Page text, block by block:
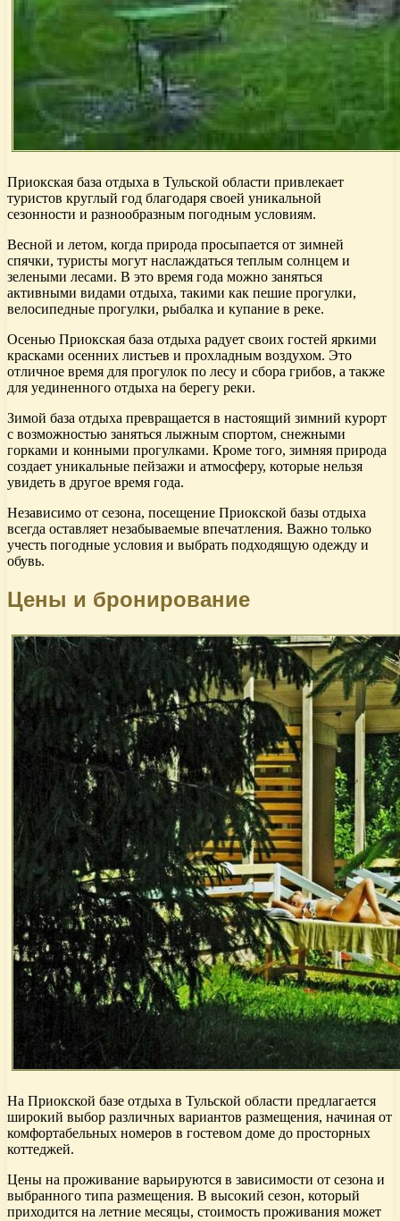
Приокская база отдыха в Тульской области привлекает
туристов круглый год благодаря своей уникальной
сезонности и разнообразным погодным условиям.
Весной и летом, когда природа просыпается от зимней
спячки, туристы могут наслаждаться теплым солнцем и
зелеными лесами. В это время года можно заняться
активными видами отдыха, такими как пешие прогулки,
велосипедные прогулки, рыбалка и купание в реке.
Осенью Приокская база отдыха радует своих гостей яркими
красками осенних листьев и прохладным воздухом. Это
отличное время для прогулок по лесу и сбора грибов, а также
для уединенного отдыха на берегу реки.
Зимой база отдыха превращается в настоящий зимний курорт
с возможностью заняться лыжным спортом, снежными
горками и конными прогулками. Кроме того, зимняя природа
создает уникальные пейзажи и атмосферу, которые нельзя
увидеть в другое время года.
Независимо от сезона, посещение Приокской базы отдыха
всегда оставляет незабываемые впечатления. Важно только
учесть погодные условия и выбрать подходящую одежду и
обувь.
Цены и бронирование
На Приокской базе отдыха в Тульской области предлагается
широкий выбор различных вариантов размещения, начиная от
комфортабельных номеров в гостевом доме до просторных
коттеджей.
Цены на проживание варьируются в зависимости от сезона и
выбранного типа размещения. В высокий сезон, который
приходится на летние месяцы, стоимость проживания может